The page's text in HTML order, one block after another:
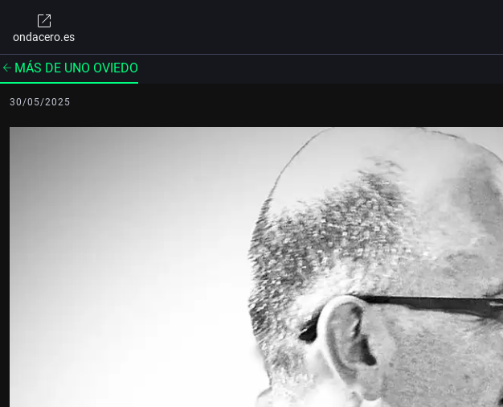
ondacero.es
MÁS DE UNO OVIEDO
30/05/2025